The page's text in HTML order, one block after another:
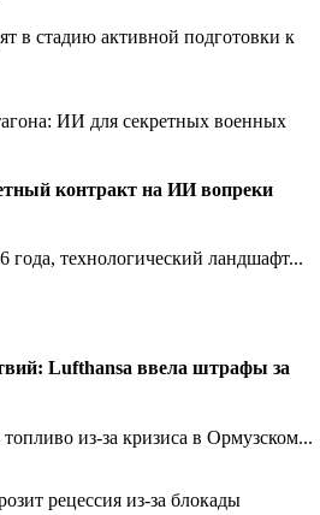
в стадию активной подготовки к
контракт на ИИ вопреки
года, технологический ландшафт...
Lufthansa ввела штрафы за
из-за кризиса в Ормузском...